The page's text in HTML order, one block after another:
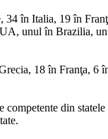
34 în Italia, 19 în
unul în Brazilia,
18 în Franţa, 6
din statele